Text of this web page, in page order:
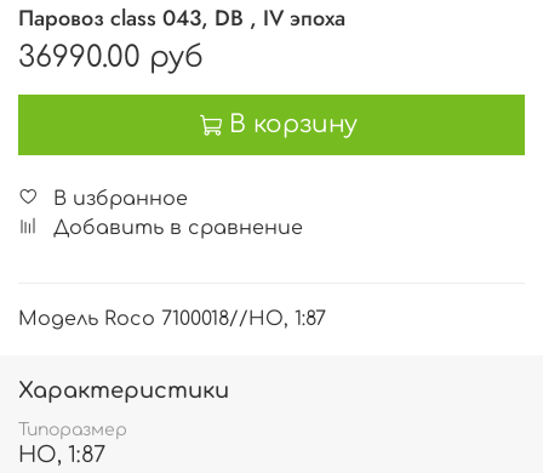
Паровоз class 043, DB , IV эпоха
36990.00 руб
В корзину
В избранное
Добавить в сравнение
Модель Roco 7100018//HO, 1:87
Характеристики
Типоразмер
HO, 1:87